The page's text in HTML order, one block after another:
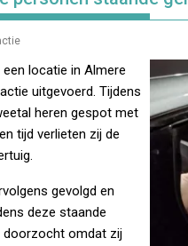
locatie in Almere
uitgevoerd. Tijdens
heren gespot met
tijd verlieten zij de
gevolgd en
deze staande
doorzocht omdat zij